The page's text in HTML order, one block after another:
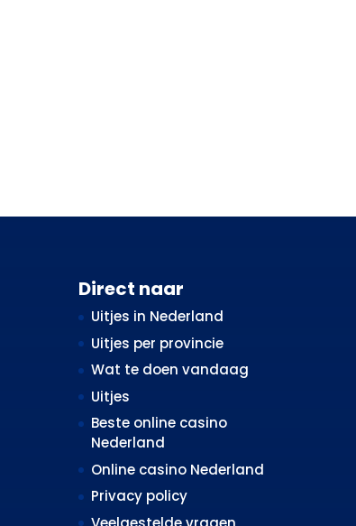
Direct naar
Uitjes in Nederland
Uitjes per provincie
Wat te doen vandaag
Uitjes
Beste online casino
Nederland
Online casino Nederland
Privacy policy